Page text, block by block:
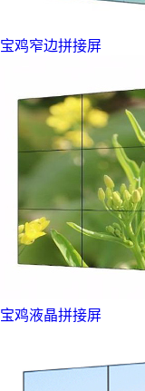
宝鸡窄边拼接屏
宝鸡液晶拼接屏